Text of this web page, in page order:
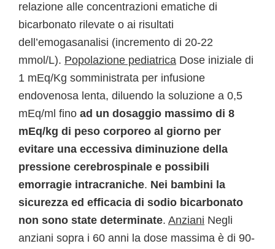
relazione alle concentrazioni ematiche di
bicarbonato rilevate o ai risultati
dell’emogasanalisi (incremento di 20-22
mmol/L). Popolazione pediatrica Dose iniziale di
1 mEq/Kg somministrata per infusione
endovenosa lenta, diluendo la soluzione a 0,5
mEq/ml fino ad un dosaggio massimo di 8
mEq/kg di peso corporeo al giorno per
evitare una eccessiva diminuzione della
pressione cerebrospinale e possibili
emorragie intracraniche. Nei bambini la
sicurezza ed efficacia di sodio bicarbonato
non sono state determinate. Anziani Negli
anziani sopra i 60 anni la dose massima è di 90-